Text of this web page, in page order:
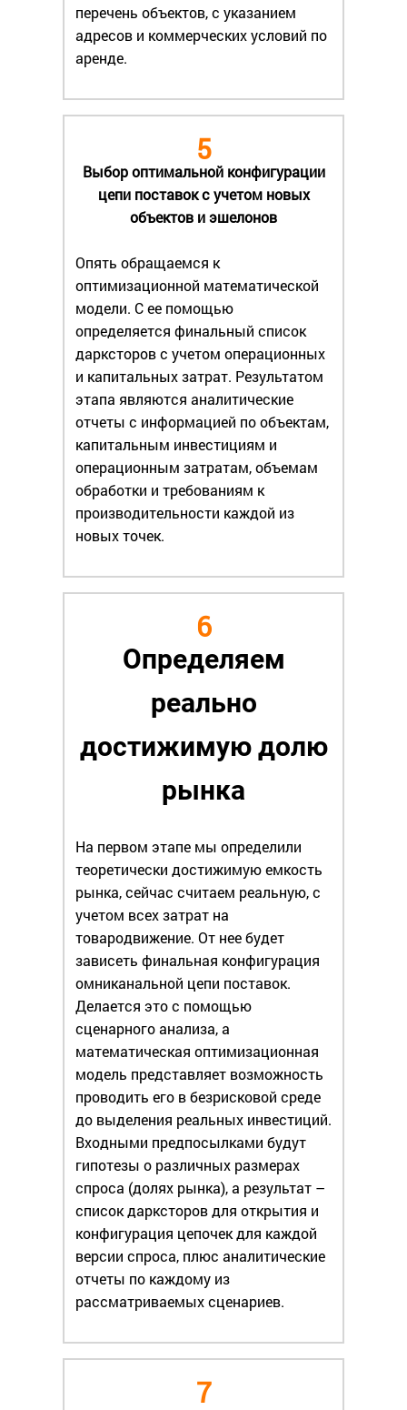
перечень объектов, с указанием
адресов и коммерческих условий по
аренде.
5
Выбор оптимальной конфигурации
цепи поставок с учетом новых
объектов и эшелонов
Опять обращаемся к
оптимизационной математической
модели. С ее помощью
определяется финальный список
дарксторов с учетом операционных
и капитальных затрат. Результатом
этапа являются аналитические
отчеты с информацией по объектам,
капитальным инвестициям и
операционным затратам, объемам
обработки и требованиям к
производительности каждой из
новых точек.
6
Определяем
реально
достижимую долю
рынка
На первом этапе мы определили
теоретически достижимую емкость
рынка, сейчас считаем реальную, с
учетом всех затрат на
товародвижение. От нее будет
зависеть финальная конфигурация
омниканальной цепи поставок.
Делается это с помощью
сценарного анализа, а
математическая оптимизационная
модель представляет возможность
проводить его в безрисковой среде
до выделения реальных инвестиций.
Входными предпосылками будут
гипотезы о различных размерах
спроса (долях рынка), а результат –
список дарксторов для открытия и
конфигурация цепочек для каждой
версии спроса, плюс аналитические
отчеты по каждому из
рассматриваемых сценариев.
7